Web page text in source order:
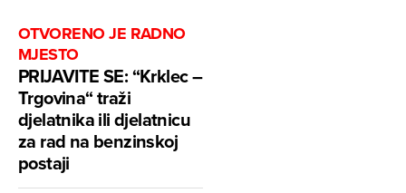
OTVORENO JE RADNO
MJESTO
PRIJAVITE SE: “Krklec –
Trgovina“ traži
djelatnika ili djelatnicu
za rad na benzinskoj
postaji